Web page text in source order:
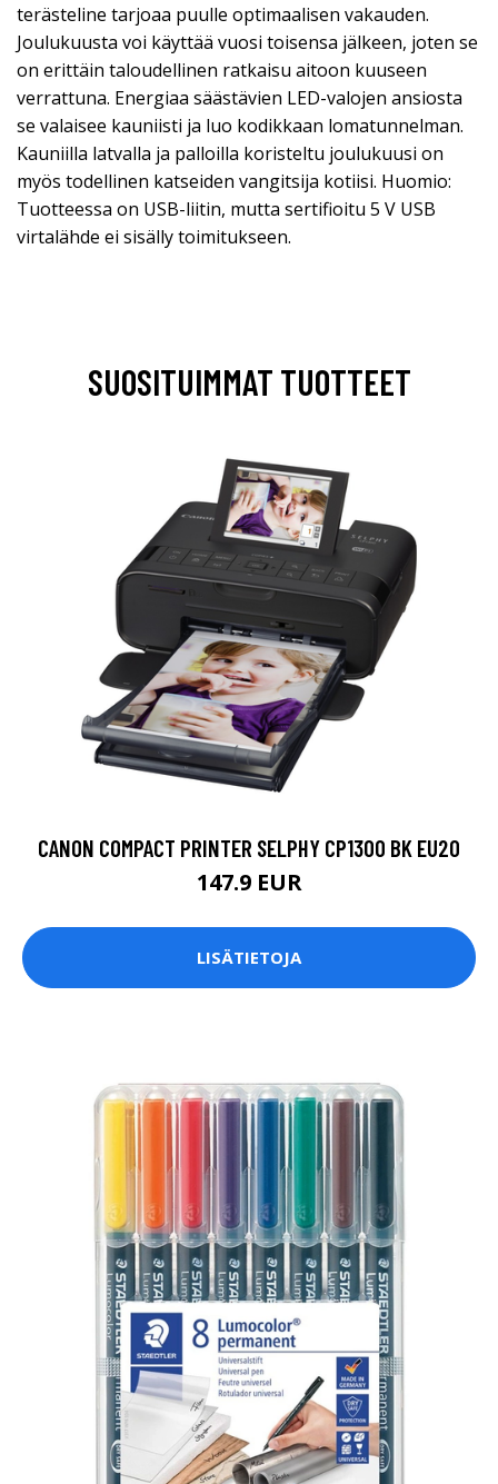
terästeline tarjoaa puulle optimaalisen vakauden.
Joulukuusta voi käyttää vuosi toisensa jälkeen, joten se
on erittäin taloudellinen ratkaisu aitoon kuuseen
verrattuna. Energiaa säästävien LED-valojen ansiosta
se valaisee kauniisti ja luo kodikkaan lomatunnelman.
Kauniilla latvalla ja palloilla koristeltu joulukuusi on
myös todellinen katseiden vangitsija kotiisi. Huomio:
Tuotteessa on USB-liitin, mutta sertifioitu 5 V USB
virtalähde ei sisälly toimitukseen.
SUOSITUIMMAT TUOTTEET
CANON COMPACT PRINTER SELPHY CP1300 BK EU20
147.9 EUR
LISÄTIETOJA